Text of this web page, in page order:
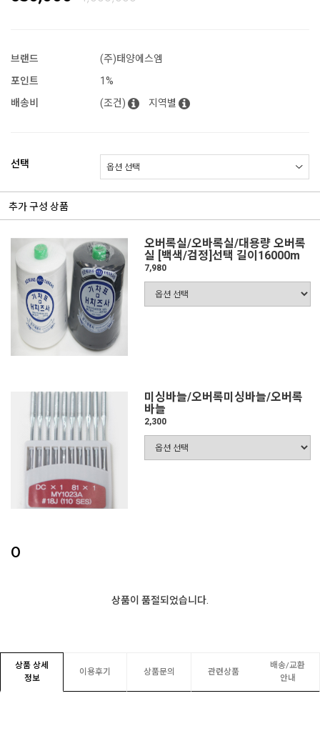
브랜드
(주)태양에스엠
포인트
1%
배송비
(조건) 지역별
선택
추가 구성 상품
오버록실/오바록실/대용량 오버록
실 [백색/검정]선택 길이16000m
7,980
미싱바늘/오버록미싱바늘/오버록
바늘
2,300
0
상품이 품절되었습니다.
상품 상세
정보
이용후기 상품문의 관련상품
배송/교환
안내